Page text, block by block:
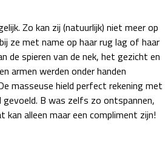
Zo kan zij (natuurlijk) niet meer op
ze met name op haar rug lag of haar
de spieren van de nek, het gezicht en
armen werden onder handen
masseuse hield perfect rekening met
B was zelfs zo ontspannen,
alleen maar een compliment zijn!